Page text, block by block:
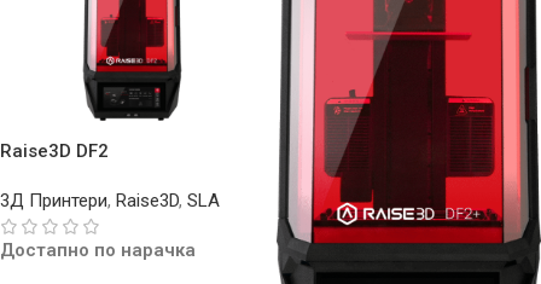
Raise3D DF2
3Д Принтери, Raise3D, SLA
Достапно по нарачка